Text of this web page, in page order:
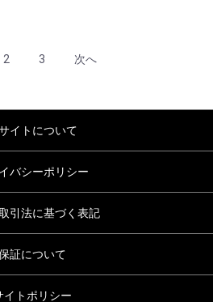
2 3 次へ
イトについて
バシーポリシー
引法に基づく表記
証について
イトポリシー